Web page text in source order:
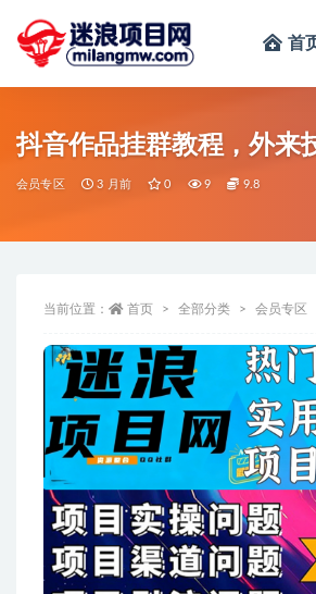
首
抖音作品挂群教程，外来
会员专区 3 月前 0 9 9.8
当前位置： 首页 全部分类 会员专区